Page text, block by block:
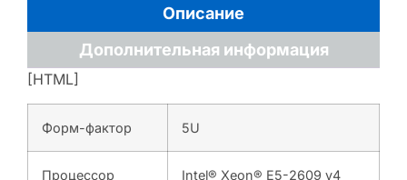
Описание
Дополнительная информация
[HTML]
Форм-фактор 5U
Процессор Intel® Xeon® E5-2609 v4